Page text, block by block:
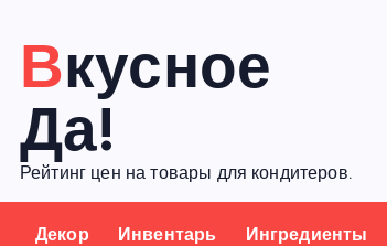
Вкусное
Да!
Рейтинг цен на товары для кондитеров.
Декор Инвентарь Ингредиенты